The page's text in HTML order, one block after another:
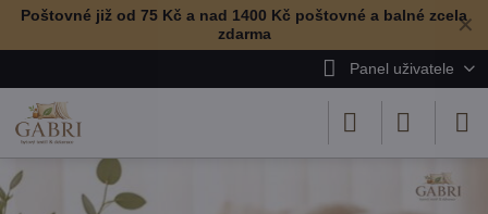
✕
Poštovné již od 75 Kč a nad 1400 Kč poštovné a balné zcela
zdarma
Panel uživatele